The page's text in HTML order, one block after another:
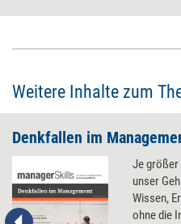
Weitere Inhalte zum
Denkfallen im
Je größer
unser
Wissen,
ohne die